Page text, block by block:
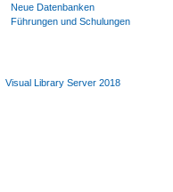
Neue Datenbanken
Führungen und Schulungen
Visual Library Server 2018